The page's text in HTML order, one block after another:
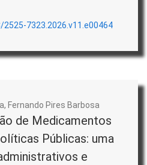
7323.2026.v11.e00464
Fernando Pires Barbosa
de Medicamentos
Públicas: uma
e